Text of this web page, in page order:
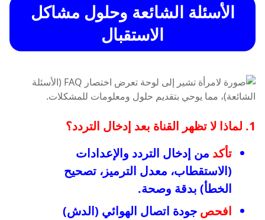
الأسئلة الشائعة وحلول مشاكل
الاستقبال
1. لماذا لا تظهر القناة بعد إدخال التردد؟
تأكد من إدخال التردد والإعدادات
(الاستقطاب، معدل الترميز، تصحيح
الخطأ) بدقة وصحة.
افحص جودة اتصال الهوائي (الدش)